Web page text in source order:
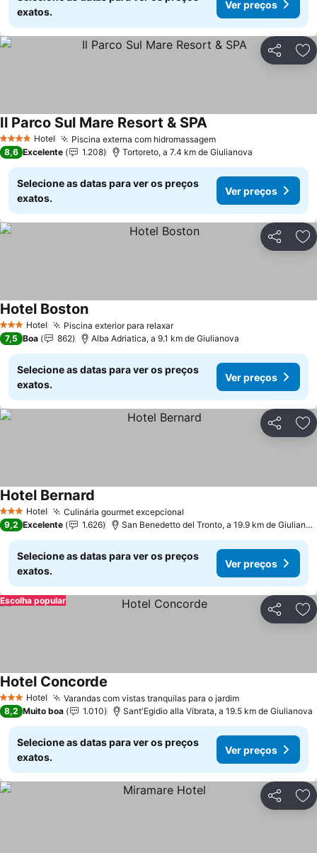
exatos.
Ver preços
Partilhar
4 EstrelasHotel Piscina externa com hidromassagem
Il Parco Sul Mare Resort & SPA
8,6 Excelente 1.208 Tortoreto, a 7.4 km de Giulianova
Selecione as datas para ver os preços
exatos.
Ver preços
Partilhar
3 EstrelasHotel Piscina exterior para relaxar
Hotel Boston
7,5 Boa 862 Alba Adriatica, a 9.1 km de Giulianova
Selecione as datas para ver os preços
exatos.
Ver preços
Partilhar
3 EstrelasHotel Culinária gourmet excepcional
Hotel Bernard
9,2 Excelente 1.626 San Benedetto del Tronto, a 19.9 km de Giulianova
Selecione as datas para ver os preços
exatos.
Ver preços
Partilhar
Escolha popular
3 EstrelasHotel Varandas com vistas tranquilas para o jardim
Hotel Concorde
8,2 Muito boa 1.010 Sant'Egidio alla Vibrata, a 19.5 km de Giulianova
Selecione as datas para ver os preços
exatos.
Ver preços
Partilhar